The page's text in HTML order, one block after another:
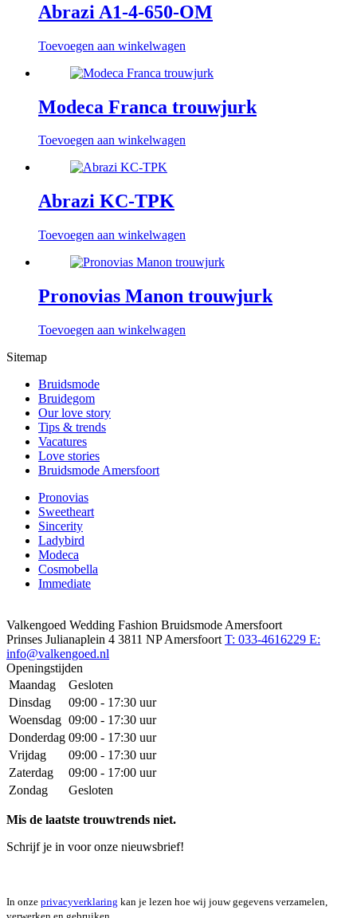
Abrazi A1-4-650-OM
Toevoegen aan winkelwagen
Modeca Franca trouwjurk
Toevoegen aan winkelwagen
Abrazi KC-TPK
Toevoegen aan winkelwagen
Pronovias Manon trouwjurk
Toevoegen aan winkelwagen
Sitemap
Bruidsmode
Bruidegom
Our love story
Tips & trends
Vacatures
Love stories
Bruidsmode Amersfoort
Pronovias
Sweetheart
Sincerity
Ladybird
Modeca
Cosmobella
Immediate
Valkengoed Wedding Fashion Bruidsmode Amersfoort
Prinses Julianaplein 4 3811 NP Amersfoort T: 033-4616229 E:
info@valkengoed.nl
Openingstijden
Maandag
Gesloten
Dinsdag
09:00 - 17:30 uur
Woensdag 09:00 - 17:30 uur
Donderdag 09:00 - 17:30 uur
Vrijdag
09:00 - 17:30 uur
Zaterdag
09:00 - 17:00 uur
Zondag
Gesloten
Mis de laatste trouwtrends niet.
Schrijf je in voor onze nieuwsbrief!
In onze privacyverklaring kan je lezen hoe wij jouw gegevens verzamelen,